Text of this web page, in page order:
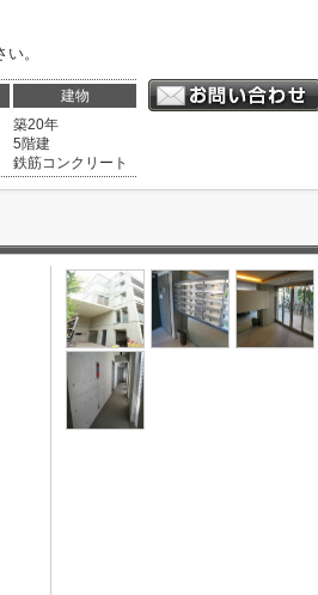
。
建物
築20年
5階建
鉄筋コンクリート